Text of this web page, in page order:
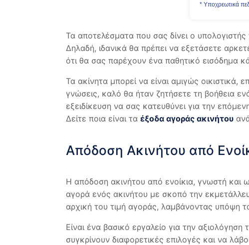
* Υποχρεωτικά
Τα αποτελέσματα που σας δίνει ο
Δηλαδή, ιδανικά θα πρέπει να εξετάσετε
ότι θα σας παρέχουν ένα παθητικό εισόδημα
Τα ακίνητα μπορεί να είναι αμιγώς
γνώσεις, καλό θα ήταν ζητήσετε τη βοήθεια
εξειδίκευση να σας κατευθύνει για την
Δείτε ποια είναι τα έξοδα αγοράς ακινήτου
Απόδοση Ακινήτου από
Η απόδοση ακινήτου από ενοίκια, γνωστή και
αγορά ενός ακινήτου με σκοπό την
αρχική του τιμή αγοράς, λαμβάνοντας υπόψη
Είναι ένα βασικό εργαλείο για την
συγκρίνουν διαφορετικές επιλογές και να